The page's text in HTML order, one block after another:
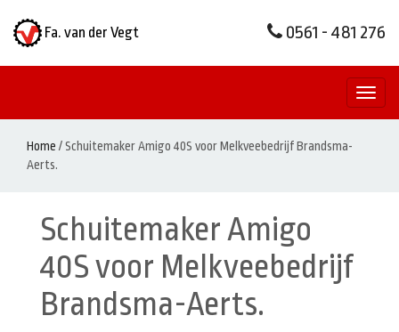
Fa. van der Vegt 0561 - 481 276
Home /Schuitemaker Amigo 40S voor Melkveebedrijf Brandsma-
Aerts.
Schuitemaker Amigo
40S voor Melkveebedrijf
Brandsma-Aerts.